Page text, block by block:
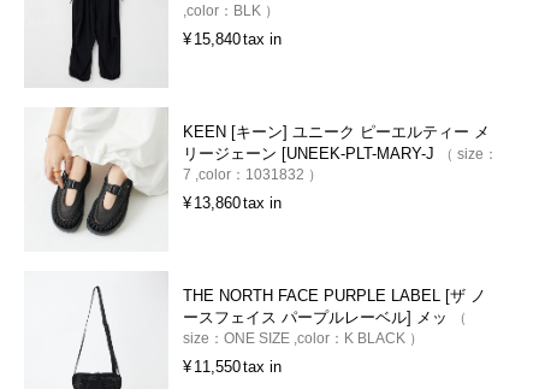
color： BLK
¥ 15,840tax in
KEEN [キーン] ユニーク ピーエルティー メ
リージェーン [UNEEK-PLT-MARY-J
size：
7 color： 1031832
¥ 13,860tax in
THE NORTH FACE PURPLE LABEL [ザ ノ
ースフェイス パープルレーベル] メッ
size： ONE SIZE color： K BLACK
¥ 11,550tax in